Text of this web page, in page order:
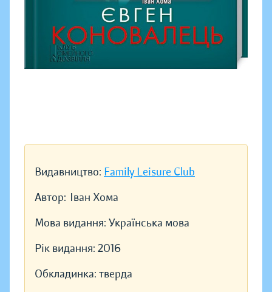
Видавництво: Family Leisure Club
Автор: Іван Хома
Мова видання: Українська мова
Рік видання: 2016
Обкладинка: тверда